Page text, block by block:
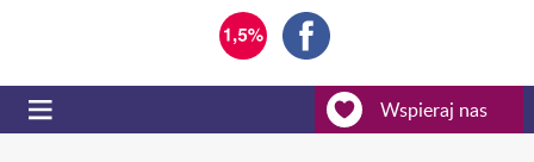
Wspieraj nas